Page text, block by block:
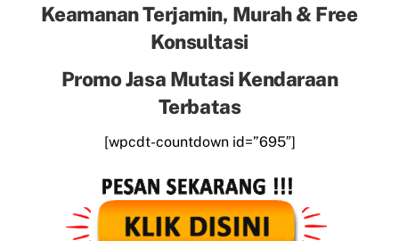
Keamanan Terjamin, Murah & Free
Konsultasi
Promo Jasa Mutasi Kendaraan
Terbatas
[wpcdt-countdown id=”695″]